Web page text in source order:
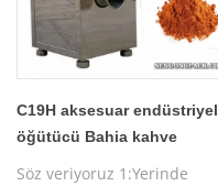
C19H aksesuar endüstriyel
öğütücü Bahia kahve
Söz veriyoruz 1:Yerinde